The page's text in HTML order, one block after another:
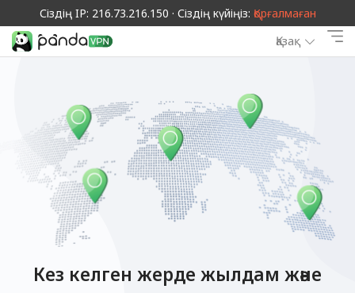
Сіздің IP: 216.73.216.150 · Сіздің күйіңіз: Қорғалмаған
Қазақ
Кез келген жерде жылдам және